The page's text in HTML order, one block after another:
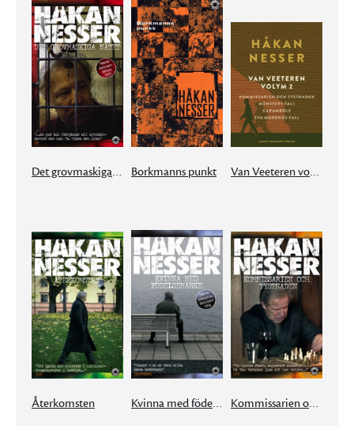
Det grovmaskiga nätet Borkmanns punkt Van Veeteren volym 2
Återkomsten Kvinna med födelsemärke Kommissarien och tystnaden